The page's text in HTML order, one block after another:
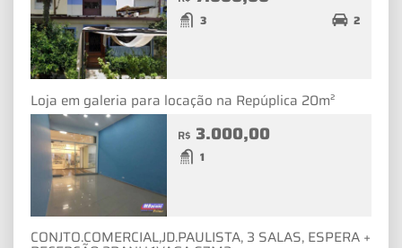
3 2
Loja em galeria para locação na Repúplica 20m²
R$ 3.000,00
1
CONJTO.COMERCIAL,JD.PAULISTA, 3 SALAS, ESPERA +